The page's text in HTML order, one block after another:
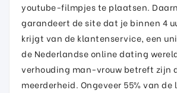
youtube-filmpjes te plaatsen.
garandeert de site dat je binnen 4
krijgt van de klantenservice, een
de Nederlandse online dating
verhouding man-vrouw betreft zijn
meerderheid. Ongeveer 55% van de